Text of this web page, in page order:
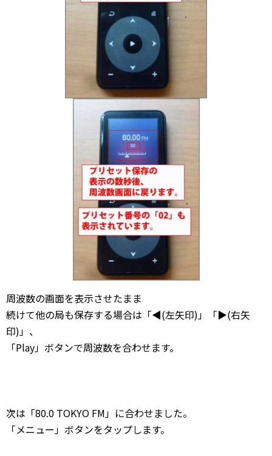
周波数の画面を表示させたまま
続けて他の局も保存する場合は「◀(左矢印)」「▶(右矢
印)」、
「Play」ボタンで周波数を合わせます。
次は「80.0 TOKYO FM」に合わせました。
「メニュー」ボタンをタップします。